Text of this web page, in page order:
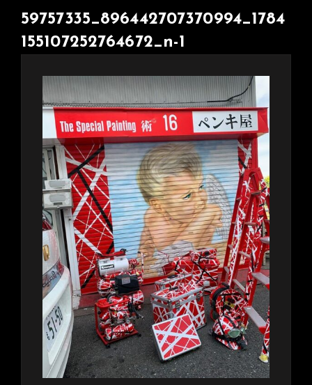
59757335_896442707370994_1784
155107252764672_n-1